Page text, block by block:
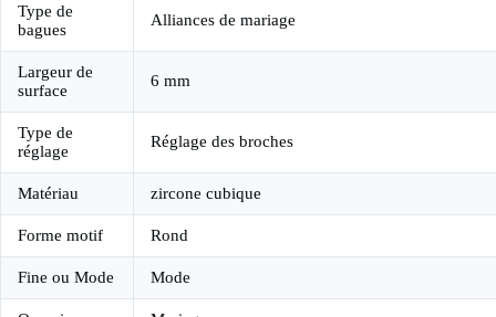
Type de
bagues
Alliances de mariage
Largeur de
surface
6 mm
Type de
réglage
Réglage des broches
Matériau zircone cubique
Forme motif Rond
Fine ou Mode Mode